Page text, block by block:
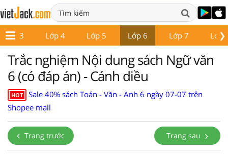
❯
Lớp 3 Lớp 4 Lớp 5 Lớp 6 Lớp 7 Lớp
Trắc nghiệm Nội dung sách Ngữ văn
6 (có đáp án) - Cánh diều
HOT
Sale 40% sách Toán - Văn - Anh 6 ngày 07-07 trên
Shopee mall
Trang trước Trang sau